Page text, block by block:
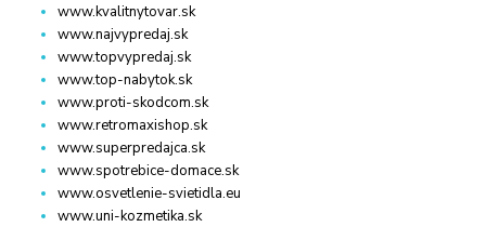
www.kvalitnytovar.sk
www.najvypredaj.sk
www.topvypredaj.sk
www.top-nabytok.sk
www.proti-skodcom.sk
www.retromaxishop.sk
www.superpredajca.sk
www.spotrebice-domace.sk
www.osvetlenie-svietidla.eu
www.uni-kozmetika.sk